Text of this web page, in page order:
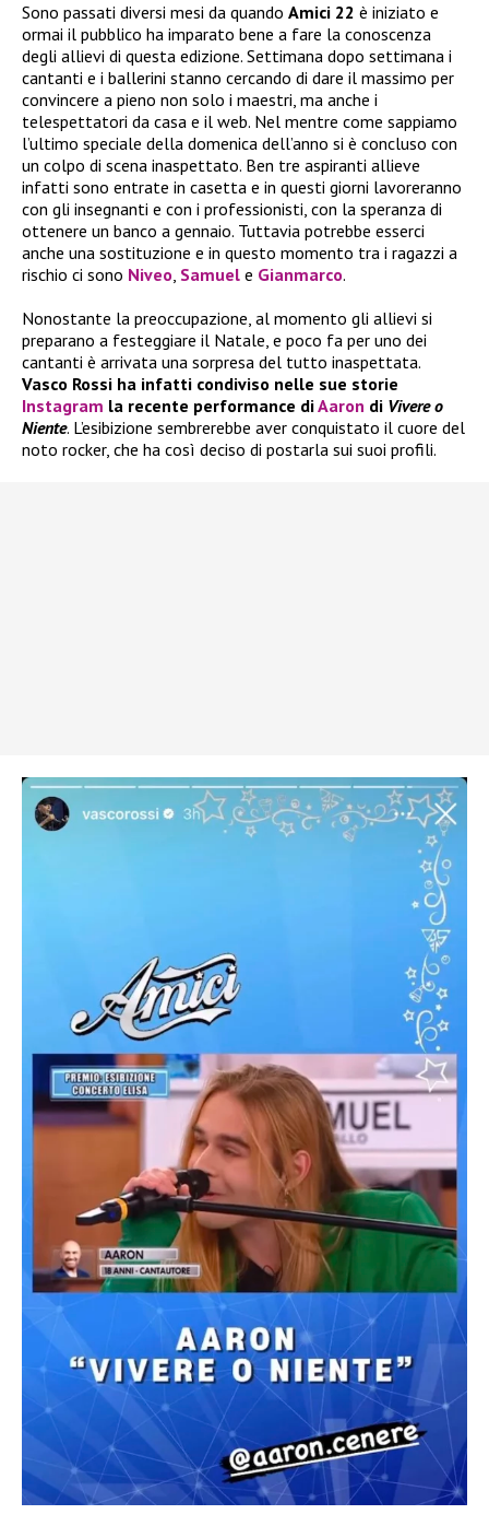
Sono passati diversi mesi da quando Amici 22 è iniziato e
ormai il pubblico ha imparato bene a fare la conoscenza
degli allievi di questa edizione. Settimana dopo settimana i
cantanti e i ballerini stanno cercando di dare il massimo per
convincere a pieno non solo i maestri, ma anche i
telespettatori da casa e il web. Nel mentre come sappiamo
l’ultimo speciale della domenica dell’anno si è concluso con
un colpo di scena inaspettato. Ben tre aspiranti allieve
infatti sono entrate in casetta e in questi giorni lavoreranno
con gli insegnanti e con i professionisti, con la speranza di
ottenere un banco a gennaio. Tuttavia potrebbe esserci
anche una sostituzione e in questo momento tra i ragazzi a
rischio ci sono Niveo, Samuel e Gianmarco.
Nonostante la preoccupazione, al momento gli allievi si
preparano a festeggiare il Natale, e poco fa per uno dei
cantanti è arrivata una sorpresa del tutto inaspettata.
Vasco Rossi ha infatti condiviso nelle sue storie
Instagram la recente performance diAaron di Vivere o
Niente. L’esibizione sembrerebbe aver conquistato il cuore del
noto rocker, che ha così deciso di postarla sui suoi profili.